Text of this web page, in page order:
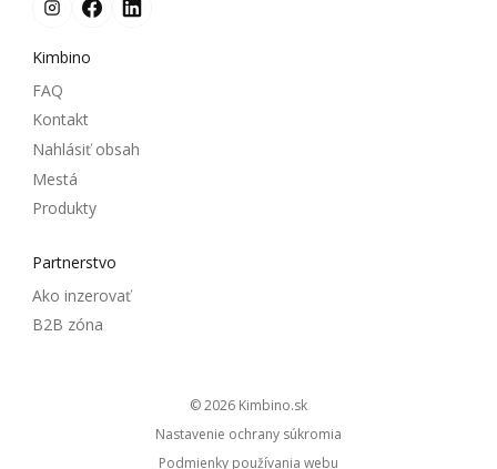
Kimbino
FAQ
Kontakt
Nahlásiť obsah
Mestá
Produkty
Partnerstvo
Ako inzerovať
B2B zóna
© 2026
kimbino.sk
Nastavenie ochrany súkromia
Podmienky používania webu